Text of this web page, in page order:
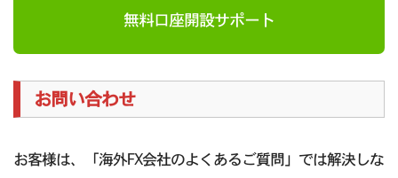
無料口座開設サポート
お問い合わせ
お客様は、「海外FX会社のよくあるご質問」では解決しな